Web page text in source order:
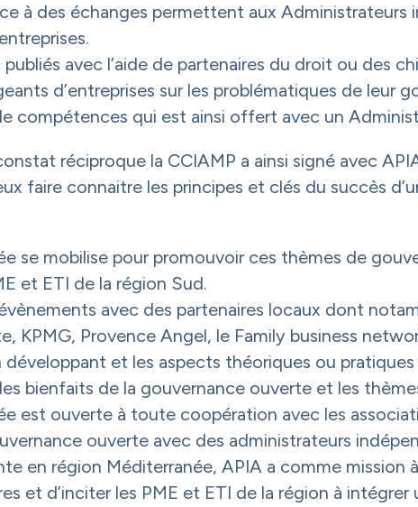
à des échanges permettent aux Administrateurs
publiés avec l’aide de partenaires du droit ou des
d’entreprises sur les problématiques de leur
compétences qui est ainsi offert avec un
réciproque la CCIAMP a ainsi signé avec
faire connaitre les principes et clés du succès
se mobilise pour promouvoir ces thèmes de
et ETI de la région Sud.
avec des partenaires locaux dont
KPMG, Provence Angel, le Family business
développant et les aspects théoriques ou
bienfaits de la gouvernance ouverte et les
est ouverte à toute coopération avec les
ouverte avec des administrateurs
en région Méditerranée, APIA a comme
et d’inciter les PME et ETI de la région à